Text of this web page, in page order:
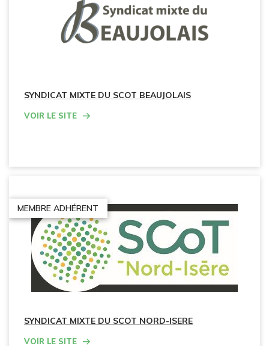
SYNDICAT MIXTE DU SCOT BEAUJOLAIS
Voir le site
MEMBRE ADHÉRENT
SYNDICAT MIXTE DU SCOT NORD-ISERE
Voir le site